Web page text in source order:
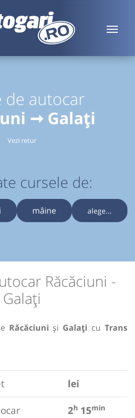
de autocar
➞ Galați
Vezi retur
cursele de:
mâine alege...
Răcăciuni -
Galați
Răcăciuni și Galați cuTrans
lei
2h 15min